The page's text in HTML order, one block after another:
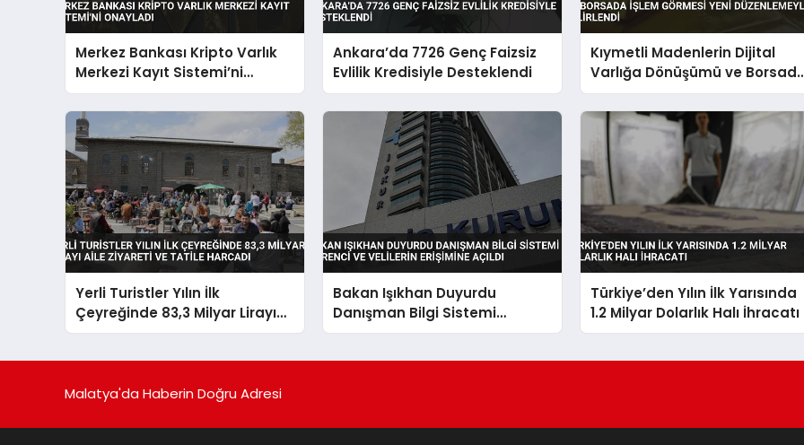
Merkez Bankası Kripto Varlık
Merkezi Kayıt Sistemi’ni
Onayladı
Ankara’da 7726 Genç Faizsiz
Evlilik Kredisiyle Desteklendi
Kıymetli Madenlerin Dijital
Varlığa Dönüşümü ve
İşlem Görmesi Yeni
Düzenlemeyle Belirlendi
Yerli Turistler Yılın İlk
Çeyreğinde 83,3 Milyar Lirayı
Aile Ziyareti ve Tatile Harcadı
Bakan Işıkhan Duyurdu
Danışman Bilgi Sistemi
Öğrenci ve Velilerin Erişimine
Türkiye’den Yılın İlk Yarısında
1.2 Milyar Dolarlık Halı İhracatı
Malatya'da Haberin Doğru Adresi